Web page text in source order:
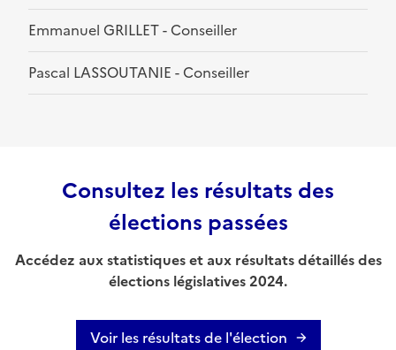
Emmanuel GRILLET - Conseiller
Pascal LASSOUTANIE - Conseiller
Consultez les résultats des
élections passées
Accédez aux statistiques et aux résultats détaillés des
élections législatives 2024.
Voir les résultats de l'élection